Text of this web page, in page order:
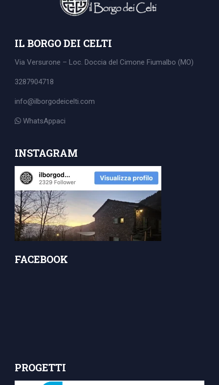
IL BORGO DEI CELTI
Via Versurone – Loc. Doccia del Cimone Fiumalbo (MO)
3287904718
info@ilborgodeicelti.com
WhatsAppaci
INSTAGRAM
FACEBOOK
PROGETTI
Search